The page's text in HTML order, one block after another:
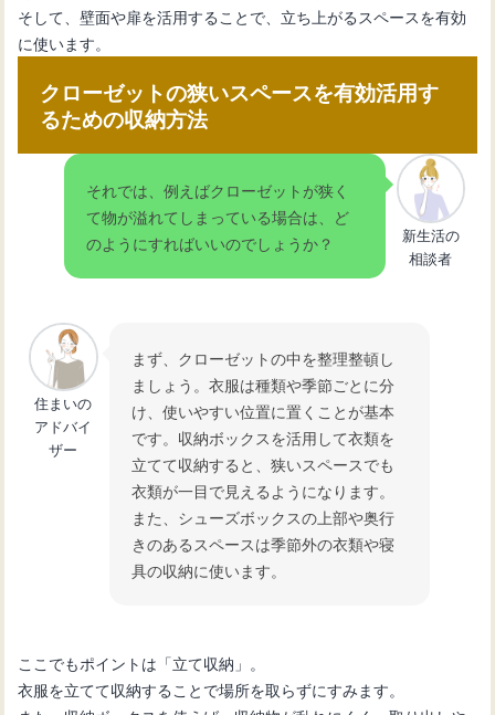
そして、壁面や扉を活用することで、立ち上がるスペースを有効
に使います。
クローゼットの狭いスペースを有効活用す
るための収納方法
それでは、例えばクローゼットが狭く
て物が溢れてしまっている場合は、ど
のようにすればいいのでしょうか？
新生活の
相談者
住まいの
アドバイ
ザー
まず、クローゼットの中を整理整頓し
ましょう。衣服は種類や季節ごとに分
け、使いやすい位置に置くことが基本
です。収納ボックスを活用して衣類を
立てて収納すると、狭いスペースでも
衣類が一目で見えるようになります。
また、シューズボックスの上部や奥行
きのあるスペースは季節外の衣類や寝
具の収納に使います。
ここでもポイントは「立て収納」。
衣服を立てて収納することで場所を取らずにすみます。